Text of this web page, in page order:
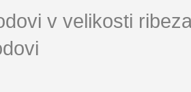
v velikosti